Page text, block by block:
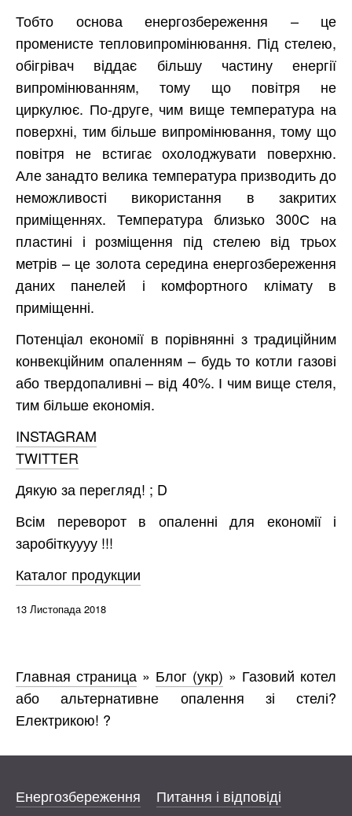
Тобто основа енергозбереження – це
променисте тепловипромінювання. Під стелею,
обігрівач віддає більшу частину енергії
випромінюванням, тому що повітря не
циркулює. По-друге, чим вище температура на
поверхні, тим більше випромінювання, тому що
повітря не встигає охолоджувати поверхню.
Але занадто велика температура призводить до
неможливості використання в закритих
приміщеннях. Температура близько 300С на
пластині і розміщення під стелею від трьох
метрів – це золота середина енергозбереження
даних панелей і комфортного клімату в
приміщенні.
Потенціал економії в порівнянні з традиційним
конвекційним опаленням – будь то котли газові
або твердопаливні – від 40%. І чим вище стеля,
тим більше економія.
INSTAGRAM
TWITTER
Дякую за перегляд! ; D
Всім переворот в опаленні для економії і
заробіткуууу !!!
Каталог продукции
13 Листопада 2018
Главная страница » Блог (укр) » Газовий котел
або альтернативне опалення зі стелі?
Електрикою! ?
Енергозбереження Питання і відповіді